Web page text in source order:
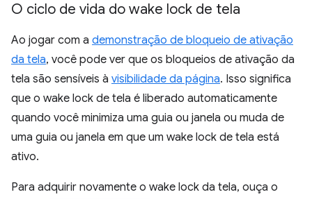
O ciclo de vida do wake lock de tela
Ao jogar com a demonstração de bloqueio de ativação
da tela, você pode ver que os bloqueios de ativação da
tela são sensíveis à visibilidade da página. Isso significa
que o wake lock de tela é liberado automaticamente
quando você minimiza uma guia ou janela ou muda de
uma guia ou janela em que um wake lock de tela está
ativo.
Para adquirir novamente o wake lock da tela, ouça o